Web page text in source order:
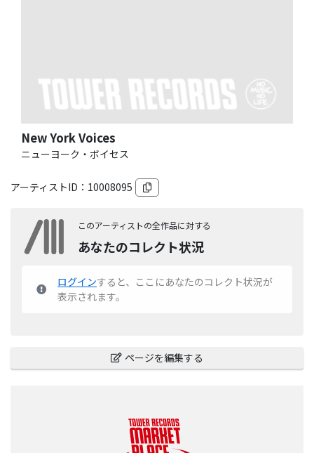
New York Voices
ニューヨーク・ボイセス
アーティストID： 10008095
このアーティストの全作品に対する
あなたのコレクト状況
ログインすると、ここにあなたのコレクト状況が
表示されます。
ページを編集する